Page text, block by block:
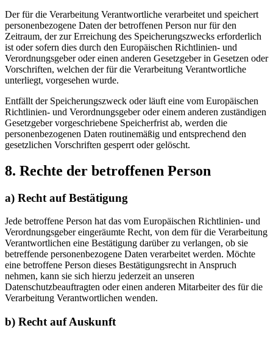
Der für die Verarbeitung Verantwortliche verarbeitet und speichert
personenbezogene Daten der betroffenen Person nur für den
Zeitraum, der zur Erreichung des Speicherungszwecks erforderlich
ist oder sofern dies durch den Europäischen Richtlinien- und
Verordnungsgeber oder einen anderen Gesetzgeber in Gesetzen oder
Vorschriften, welchen der für die Verarbeitung Verantwortliche
unterliegt, vorgesehen wurde.
Entfällt der Speicherungszweck oder läuft eine vom Europäischen
Richtlinien- und Verordnungsgeber oder einem anderen zuständigen
Gesetzgeber vorgeschriebene Speicherfrist ab, werden die
personenbezogenen Daten routinemäßig und entsprechend den
gesetzlichen Vorschriften gesperrt oder gelöscht.
8. Rechte der betroffenen Person
a) Recht auf Bestätigung
Jede betroffene Person hat das vom Europäischen Richtlinien- und
Verordnungsgeber eingeräumte Recht, von dem für die Verarbeitung
Verantwortlichen eine Bestätigung darüber zu verlangen, ob sie
betreffende personenbezogene Daten verarbeitet werden. Möchte
eine betroffene Person dieses Bestätigungsrecht in Anspruch
nehmen, kann sie sich hierzu jederzeit an unseren
Datenschutzbeauftragten oder einen anderen Mitarbeiter des für die
Verarbeitung Verantwortlichen wenden.
b) Recht auf Auskunft